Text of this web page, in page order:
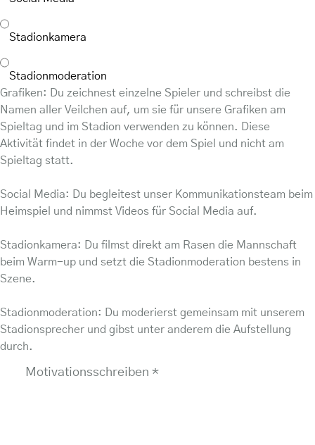
Stadionkamera
Stadionmoderation
Grafiken: Du zeichnest einzelne Spieler und schreibst die
Namen aller Veilchen auf, um sie für unsere Grafiken am
Spieltag und im Stadion verwenden zu können. Diese
Aktivität findet in der Woche vor dem Spiel und nicht am
Spieltag statt.
Social Media: Du begleitest unser Kommunikationsteam beim
Heimspiel und nimmst Videos für Social Media auf.
Stadionkamera: Du filmst direkt am Rasen die Mannschaft
beim Warm-up und setzt die Stadionmoderation bestens in
Szene.
Stadionmoderation: Du moderierst gemeinsam mit unserem
Stadionsprecher und gibst unter anderem die Aufstellung
durch.
Motivationsschreiben *